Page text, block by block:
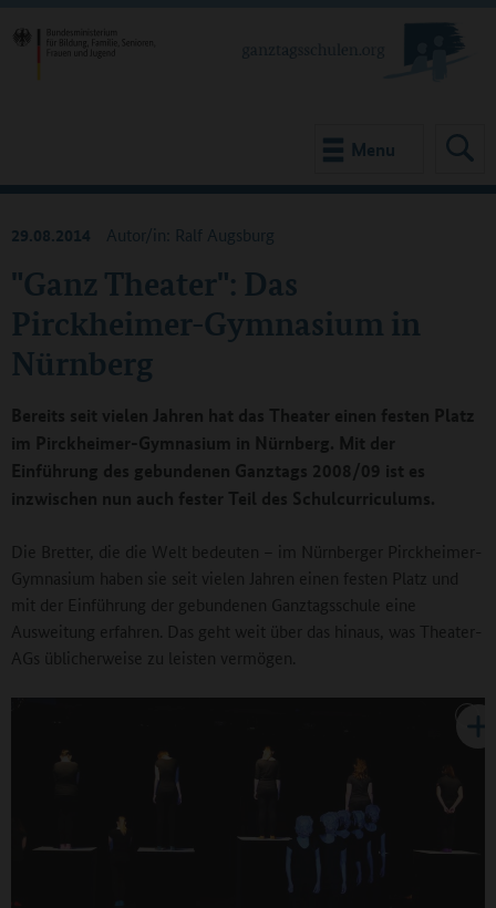
Menu
"Ganz Theater": Das
Pirckheimer-Gymnasium in
Nürnberg
29.08.2014 Autor/in: Ralf Augsburg
Bereits seit vielen Jahren hat das Theater einen festen Platz
im Pirckheimer-Gymnasium in Nürnberg. Mit der
Einführung des gebundenen Ganztags 2008/09 ist es
inzwischen nun auch fester Teil des Schulcurriculums.
Die Bretter, die die Welt bedeuten – im Nürnberger Pirckheimer-
Gymnasium haben sie seit vielen Jahren einen festen Platz und
mit der Einführung der gebundenen Ganztagsschule eine
Ausweitung erfahren. Das geht weit über das hinaus, was Theater-
AGs üblicherweise zu leisten vermögen.